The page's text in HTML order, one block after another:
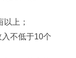
上；
不低于10个